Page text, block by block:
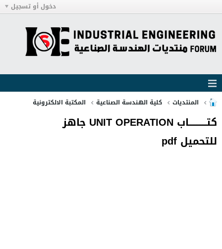
دخول أو تسجيل
المنتديات كلية الهندسة الصناعية المكتبة الالكترونية
كتــــــــــــاب UNIT OPERATION جاهز
للتحميل pdf